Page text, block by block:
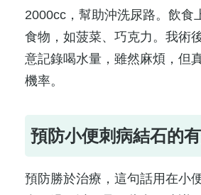
2000cc，幫助沖洗尿路。飲食
食物，如菠菜、巧克力。我術
意記錄喝水量，雖然麻煩，但
機率。
預防小便刺病結石的
預防勝於治療，這句話用在小